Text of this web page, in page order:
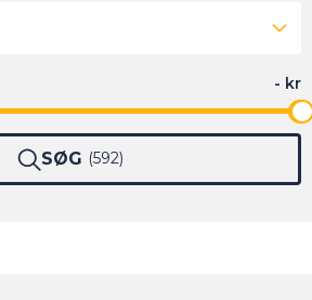
SØG 592